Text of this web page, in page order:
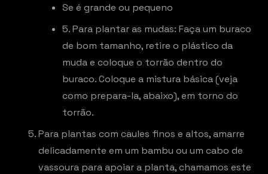
Se é grande ou pequeno
5. Para plantar as mudas: Faça um buraco
de bom tamanho, retire o plástico da
muda e coloque o torrão dentro do
buraco. Coloque a mistura básica (veja
como prepara-la, abaixo), em torno do
torrão.
Para plantas com caules finos e altos, amarre
delicadamente em um bambu ou um cabo de
vassoura para apoiar a planta, chamamos este